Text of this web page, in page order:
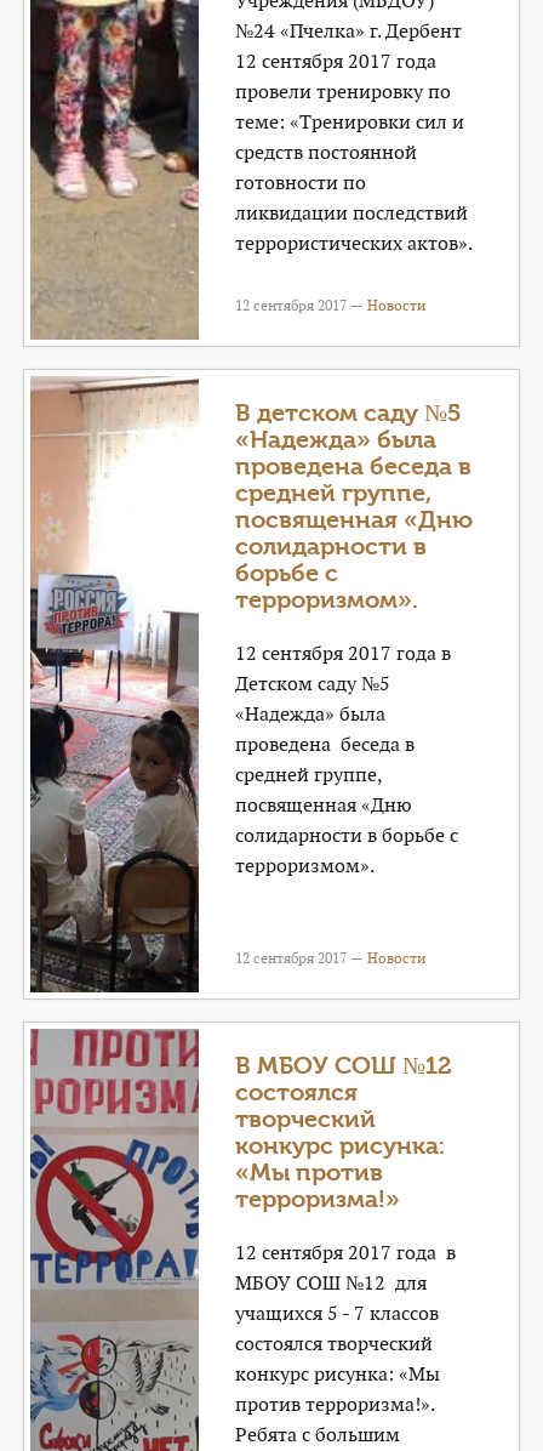
№24 «Пчелка» г. Дербент
12 сентября 2017 года
провели тренировку по
теме: «Тренировки сил и
средств постоянной
готовности по
ликвидации последствий
террористических актов».
12 сентября 2017 —Новости
В детском саду №5
«Надежда» была
проведена беседа в
средней группе,
посвященная «Дню
солидарности в
борьбе с
терроризмом».
12 сентября 2017 года в
Детском саду №5
«Надежда» была
проведена беседа в
средней группе,
посвященная «Дню
солидарности в борьбе с
терроризмом».
12 сентября 2017 —Новости
В МБОУ СОШ №12
состоялся
творческий
конкурс рисунка:
«Мы против
терроризма!»
12 сентября 2017 года в
МБОУ СОШ №12 для
учащихся 5 - 7 классов
состоялся творческий
конкурс рисунка: «Мы
против терроризма!».
Ребята с большим